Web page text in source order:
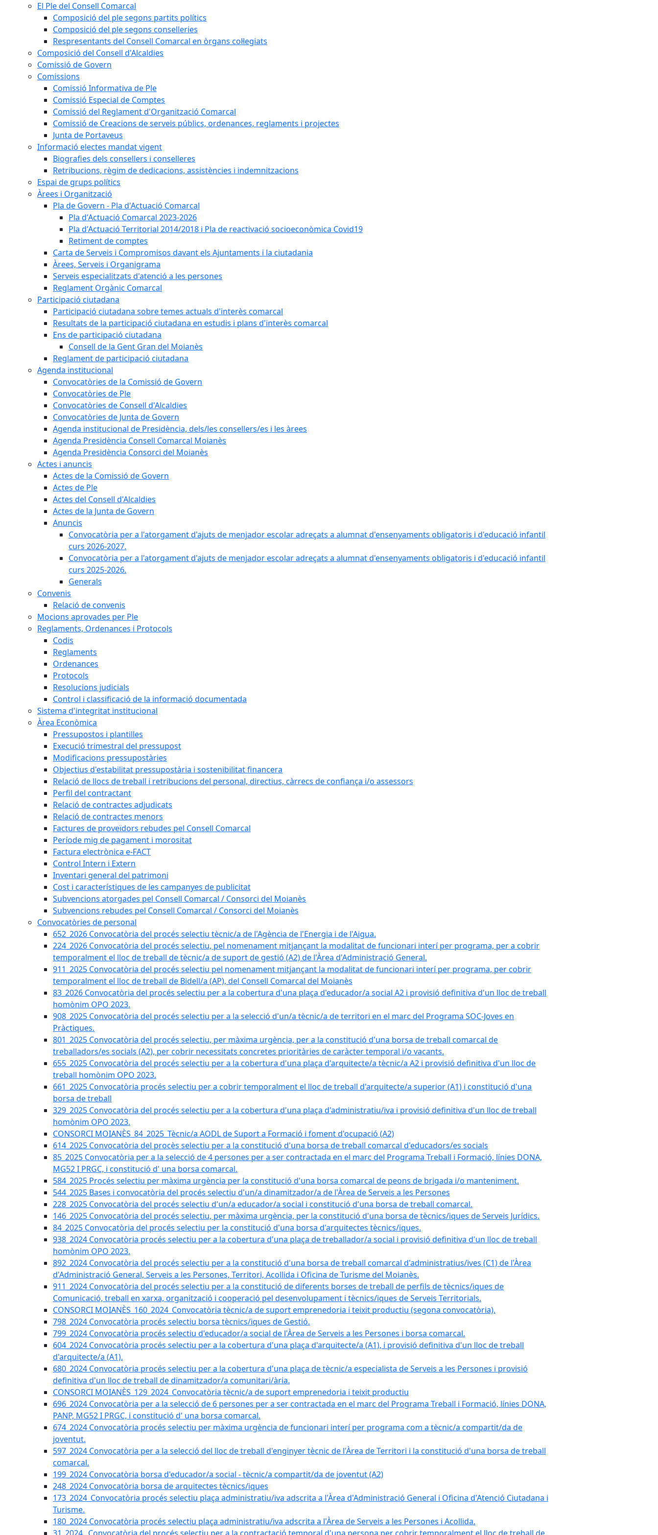
El Ple del Consell Comarcal
Composició del ple segons partits polítics
Composició del ple segons conselleries
Respresentants del Consell Comarcal en òrgans col·legiats
Composició del Consell d'Alcaldies
Comissió de Govern
Comissions
Comissió Informativa de Ple
Comissió Especial de Comptes
Comissió del Reglament d'Organització Comarcal
Comissió de Creacions de serveis públics, ordenances, reglaments i projectes
Junta de Portaveus
Informació electes mandat vigent
Biografies dels consellers i conselleres
Retribucions, règim de dedicacions, assistències i indemnitzacions
Espai de grups polítics
Àrees i Organització
Pla de Govern - Pla d'Actuació Comarcal
Pla d'Actuació Comarcal 2023-2026
Pla d'Actuació Territorial 2014/2018 i Pla de reactivació socioeconòmica Covid19
Retiment de comptes
Carta de Serveis i Compromisos davant els Ajuntaments i la ciutadania
Àrees, Serveis i Organigrama
Serveis especialitzats d'atenció a les persones
Reglament Orgànic Comarcal
Participació ciutadana
Participació ciutadana sobre temes actuals d'interès comarcal
Resultats de la participació ciutadana en estudis i plans d'interès comarcal
Ens de participació ciutadana
Consell de la Gent Gran del Moianès
Reglament de participació ciutadana
Agenda institucional
Convocatòries de la Comissió de Govern
Convocatòries de Ple
Convocatòries de Consell d'Alcaldies
Convocatòries de Junta de Govern
Agenda institucional de Presidència, dels/les consellers/es i les àrees
Agenda Presidència Consell Comarcal Moianès
Agenda Presidència Consorci del Moianès
Actes i anuncis
Actes de la Comissió de Govern
Actes de Ple
Actes del Consell d'Alcaldies
Actes de la Junta de Govern
Anuncis
Convocatòria per a l'atorgament d'ajuts de menjador escolar adreçats a alumnat d'ensenyaments obligatoris i d'educació infantil
curs 2026-2027.
Convocatòria per a l'atorgament d'ajuts de menjador escolar adreçats a alumnat d'ensenyaments obligatoris i d'educació infantil
curs 2025-2026.
Generals
Convenis
Relació de convenis
Mocions aprovades per Ple
Reglaments, Ordenances i Protocols
Codis
Reglaments
Ordenances
Protocols
Resolucions judicials
Control i classificació de la informació documentada
Sistema d'integritat institucional
Àrea Econòmica
Pressupostos i plantilles
Execució trimestral del pressupost
Modificacions pressupostàries
Objectius d'estabilitat pressupostària i sostenibilitat financera
Relació de llocs de treball i retribucions del personal, directius, càrrecs de confiança i/o assessors
Perfil del contractant
Relació de contractes adjudicats
Relació de contractes menors
Factures de proveïdors rebudes pel Consell Comarcal
Període mig de pagament i morositat
Factura electrònica e-FACT
Control Intern i Extern
Inventari general del patrimoni
Cost i característiques de les campanyes de publicitat
Subvencions atorgades pel Consell Comarcal / Consorci del Moianès
Subvencions rebudes pel Consell Comarcal / Consorci del Moianès
Convocatòries de personal
652_2026 Convocatòria del procés selectiu tècnic/a de l'Agència de l'Energia i de l'Aigua.
224_2026 Convocatòria del procés selectiu, pel nomenament mitjançant la modalitat de funcionari interí per programa, per a cobrir
temporalment el lloc de treball de tècnic/a de suport de gestió (A2) de l'Àrea d'Administració General.
911_2025 Convocatòria del procés selectiu pel nomenament mitjançant la modalitat de funcionari interí per programa, per cobrir
temporalment el lloc de treball de Bidell/a (AP), del Consell Comarcal del Moianès
83_2026 Convocatòria del procés selectiu per a la cobertura d'una plaça d'educador/a social A2 i provisió definitiva d'un lloc de treball
homònim OPO 2023.
908_2025 Convocatòria del procés selectiu per a la selecció d'un/a tècnic/a de territori en el marc del Programa SOC-Joves en
Pràctiques.
801_2025 Convocatòria del procés selectiu, per màxima urgència, per a la constitució d'una borsa de treball comarcal de
treballadors/es socials (A2), per cobrir necessitats concretes prioritàries de caràcter temporal i/o vacants.
655_2025 Convocatòria del procés selectiu per a la cobertura d'una plaça d'arquitecte/a tècnic/a A2 i provisió definitiva d'un lloc de
treball homònim OPO 2023.
661_2025 Convocatòria procés selectiu per a cobrir temporalment el lloc de treball d'arquitecte/a superior (A1) i constitució d'una
borsa de treball
329_2025 Convocatòria del procés selectiu per a la cobertura d'una plaça d'administratiu/iva i provisió definitiva d'un lloc de treball
homònim OPO 2023.
CONSORCI MOIANÈS_84_2025_Tècnic/a AODL de Suport a Formació i foment d'ocupació (A2)
614_2025 Convocatòria del procès selectiu per a la constitució d'una borsa de treball comarcal d'educadors/es socials
85_2025 Convocatòria per a la selecció de 4 persones per a ser contractada en el marc del Programa Treball i Formació, línies DONA,
MG52 I PRGC, i constitució d' una borsa comarcal.
584_2025 Procés selectiu per màxima urgència per la constitució d'una borsa comarcal de peons de brigada i/o manteniment.
544_2025 Bases i convocatòria del procés selectiu d'un/a dinamitzador/a de l'Àrea de Serveis a les Persones
228_2025 Convocatòria del procés selectiu d'un/a educador/a social i constitució d'una borsa de treball comarcal.
146_2025 Convocatòria del procés selectiu, per màxima urgència, per la constitució d'una borsa de tècnics/iques de Serveis Jurídics.
84_2025 Convocatòria del procés selectiu per la constitució d'una borsa d'arquitectes tècnics/iques.
938_2024 Convocatòria procés selectiu per a la cobertura d'una plaça de treballador/a social i provisió definitiva d'un lloc de treball
homònim OPO 2023.
892_2024 Convocatòria del procés selectiu per a la constitució d'una borsa de treball comarcal d'administratius/ives (C1) de l'Àrea
d'Administració General, Serveis a les Persones, Territori, Acollida i Oficina de Turisme del Moianès.
911_2024 Convocatòria del procés selectiu per a la constitució de diferents borses de treball de perfils de tècnics/iques de
Comunicació, treball en xarxa, organització i cooperació pel desenvolupament i tècnics/iques de Serveis Territorials.
CONSORCI MOIANÈS_160_2024_Convocatòria tècnic/a de suport emprenedoria i teixit productiu (segona convocatòria).
798_2024 Convocatòria procés selectiu borsa tècnics/iques de Gestió.
799_2024 Convocatòria procés selectiu d'educador/a social de l'Àrea de Serveis a les Persones i borsa comarcal.
604_2024 Convocatòria procés selectiu per a la cobertura d'una plaça d'arquitecte/a (A1), i provisió definitiva d'un lloc de treball
d'arquitecte/a (A1).
680_2024 Convocatòria procés selectiu per a la cobertura d'una plaça de tècnic/a especialista de Serveis a les Persones i provisió
definitiva d'un lloc de treball de dinamitzador/a comunitari/ària.
CONSORCI MOIANÈS_129_2024_Convocatòria tècnic/a de suport emprenedoria i teixit productiu
696_2024 Convocatòria per a la selecció de 6 persones per a ser contractada en el marc del Programa Treball i Formació, línies DONA,
PANP, MG52 I PRGC, i constitució d' una borsa comarcal.
674_2024 Convocatòria procés selectiu per màxima urgència de funcionari interí per programa com a tècnic/a compartit/da de
joventut.
597_2024 Convocatòria per a la selecció del lloc de treball d'enginyer tècnic de l'Àrea de Territori i la constitució d'una borsa de treball
comarcal.
199_2024 Convocatòria borsa d'educador/a social - tècnic/a compartit/da de joventut (A2)
248_2024 Convocatòria borsa de arquitectes tècnics/iques
173_2024_Convocatòria procés selectiu plaça administratiu/iva adscrita a l'Àrea d'Administració General i Oficina d'Atenció Ciutadana i
Turisme.
180_2024 Convocatòria procés selectiu plaça administratiu/iva adscrita a l'Àrea de Serveis a les Persones i Acollida.